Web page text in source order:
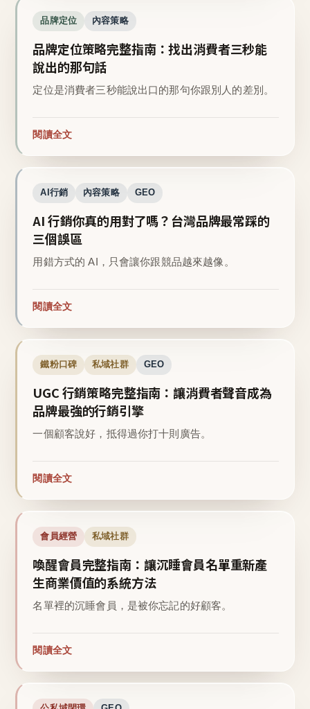
品牌定位 內容策略
品牌定位策略完整指南：找出消費者三秒能
說出的那句話
定位是消費者三秒能說出口的那句你跟別人的差別。
閱讀全文
AI行銷 內容策略 GEO
AI 行銷你真的用對了嗎？台灣品牌最常踩的
三個誤區
用錯方式的 AI，只會讓你跟競品越來越像。
閱讀全文
鐵粉口碑 私域社群 GEO
UGC 行銷策略完整指南：讓消費者聲音成為
品牌最強的行銷引擎
一個顧客說好，抵得過你打十則廣告。
閱讀全文
會員經營 私域社群
喚醒會員完整指南：讓沉睡會員名單重新產
生商業價值的系統方法
名單裡的沉睡會員，是被你忘記的好顧客。
閱讀全文